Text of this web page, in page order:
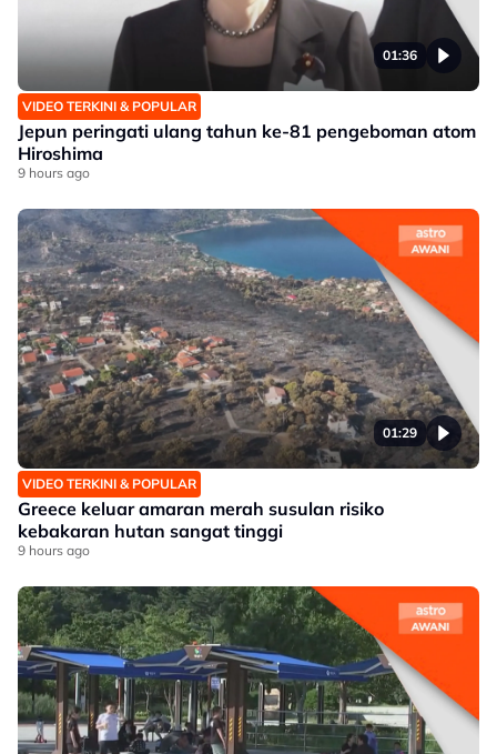
01:36
VIDEO TERKINI & POPULAR
Jepun peringati ulang tahun ke-81 pengeboman atom
Hiroshima
9 hours ago
01:29
VIDEO TERKINI & POPULAR
Greece keluar amaran merah susulan risiko
kebakaran hutan sangat tinggi
9 hours ago